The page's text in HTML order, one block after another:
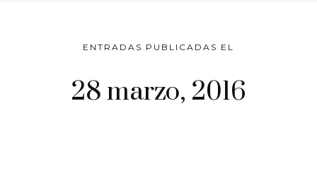
ENTRADAS PUBLICADAS EL
28 marzo, 2016